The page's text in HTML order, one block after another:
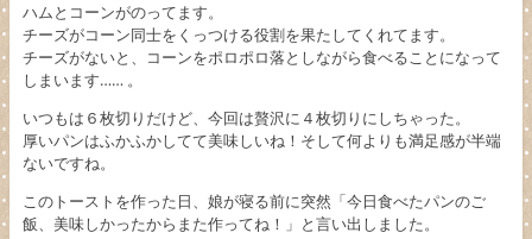
ハムとコーンがのってます。
チーズがコーン同士をくっつける役割を果たしてくれてます。
チーズがないと、コーンをポロポロ落としながら食べることになって
しまいます…… 。
いつもは６枚切りだけど、今回は贅沢に４枚切りにしちゃった。
厚いパンはふかふかしてて美味しいね！そして何よりも満足感が半端
ないですね。
このトーストを作った日、娘が寝る前に突然「今日食べたパンのご
飯、美味しかったからまた作ってね！」と言い出しました。